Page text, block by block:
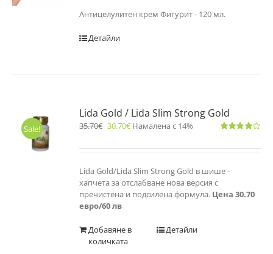
Антицелулитен крем Фигурит - 120 мл.
Детайли
Sale!
Lida Gold / Lida Slim Strong Gold
35.70€ 30.70€ Намалена с 14%
Lida Gold/Lida Slim Strong Gold в шише -
хапчета за отслабване нова версия с
пречистена и подсилена формула. Цена 30.70
евро/60 лв
Добавяне в
количката
Детайли